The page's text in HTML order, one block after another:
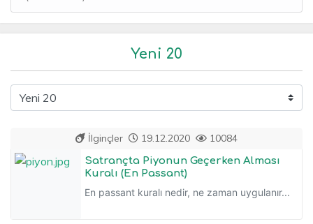
Yeni 20
İlginçler 19.12.2020 10084
Satrançta Piyonun Geçerken Alması
Kuralı (En Passant)
En passant kuralı nedir, ne zaman uygulanır...